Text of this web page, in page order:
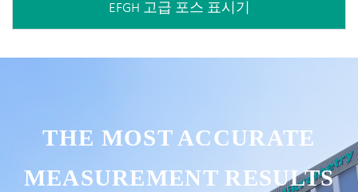
EFGH 고급 포스 표시기
THE MOST ACCURATE
MEASUREMENT RESULTS